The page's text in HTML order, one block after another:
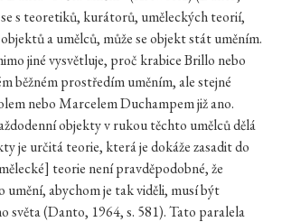
s teoretiků, kurátorů, uměleckých teorií,
a umělců, může se objekt stát uměním.
jiné vysvětluje, proč krabice Brillo nebo
běžném prostředím uměním, ale stejné
nebo Marcelem Duchampem již ano.
objekty v rukou těchto umělců dělá
je určitá teorie, která je dokáže zasadit do
teorie není pravděpodobné, že
umění, abychom je tak viděli, musí být
světa (Danto, 1964, s. 581). Tato paralela